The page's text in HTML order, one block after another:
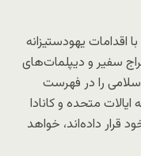
اقدامات یهودستیزانه
سفیر و دیپلمات‌های
اسلامی را در فهرست
متحده و کانادا
قرار داده‌اند، خواهد